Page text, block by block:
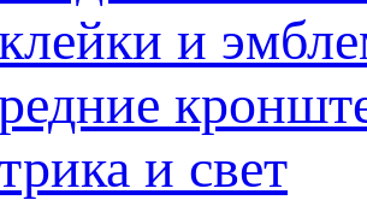
и
и свет